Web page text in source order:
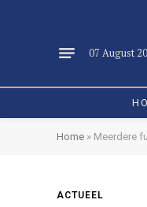
07 August
Home » Meerdere
ACTUEEL